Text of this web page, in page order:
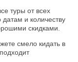
туры от всех
и количеству
скидками.
смело кидать в